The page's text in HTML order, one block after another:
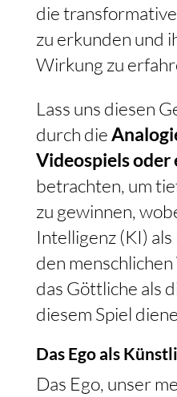
die
zu erkunden und
Wirkung zu
Lass uns diesen
durch die
Videospiels oder
betrachten, um
zu gewinnen,
Intelligenz (KI)
den
das Göttliche als
diesem Spiel
Das Ego als
Das Ego, unser